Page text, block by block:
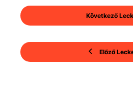
Előző
Következő